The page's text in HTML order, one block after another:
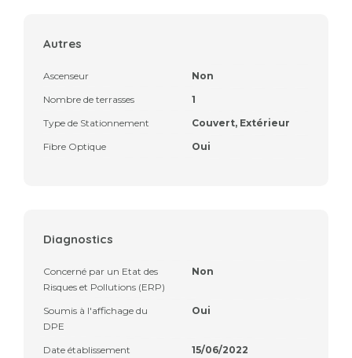
Autres
Ascenseur
Non
Nombre de terrasses
1
Type de Stationnement
Couvert, Extérieur
Fibre Optique
Oui
Diagnostics
Concerné par un Etat des
Risques et Pollutions (ERP)
Non
Soumis à l'affichage du
DPE
Oui
Date établissement
15/06/2022